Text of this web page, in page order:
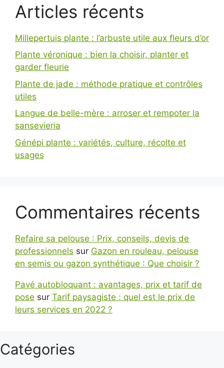
Articles récents
Millepertuis plante : l’arbuste utile aux fleurs d’or
Plante véronique : bien la choisir, planter et
garder fleurie
Plante de jade : méthode pratique et contrôles
utiles
Langue de belle-mère : arroser et rempoter la
sansevieria
Génépi plante : variétés, culture, récolte et
usages
Commentaires récents
Refaire sa pelouse : Prix, conseils, devis de
professionnels sur Gazon en rouleau, pelouse
en semis ou gazon synthétique : Que choisir ?
Pavé autobloquant : avantages, prix et tarif de
pose sur Tarif paysagiste : quel est le prix de
leurs services en 2022 ?
Catégories